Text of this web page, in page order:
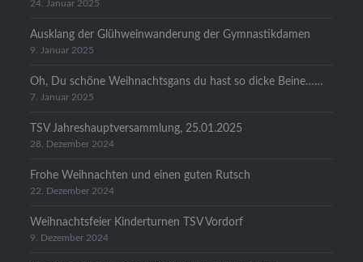
24. Januar 2025
Ausklang der Glühweinwanderung der Gymnastikdamen
9. Januar 2025
Oh, Du schöne Weihnachtsgans du hast so dicke Beine……
7. Januar 2025
TSV Jahreshauptversammlung, 25.01.2025
28. Dezember 2024
Frohe Weihnachten und einen guten Rutsch
22. Dezember 2024
Weihnachtsfeier Kinderturnen TSV Vordorf
9. Dezember 2024